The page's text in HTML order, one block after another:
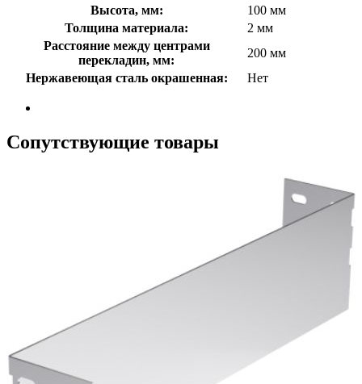
Высота, мм:
100 мм
Толщина материала:
2 мм
Расстояние между центрами
перекладин, мм:
200 мм
Нержавеющая сталь окрашенная:
Нет
Сопутствующие товары